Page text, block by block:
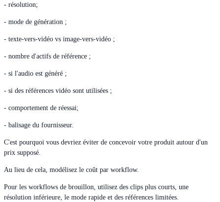
- résolution;
- mode de génération ;
- texte-vers-vidéo vs image-vers-vidéo ;
- nombre d'actifs de référence ;
- si l'audio est généré ;
- si des références vidéo sont utilisées ;
- comportement de réessai;
- balisage du fournisseur.
C'est pourquoi vous devriez éviter de concevoir votre produit autour d'un
prix supposé.
Au lieu de cela, modélisez le coût par workflow.
Pour les workflows de brouillon, utilisez des clips plus courts, une
résolution inférieure, le mode rapide et des références limitées.